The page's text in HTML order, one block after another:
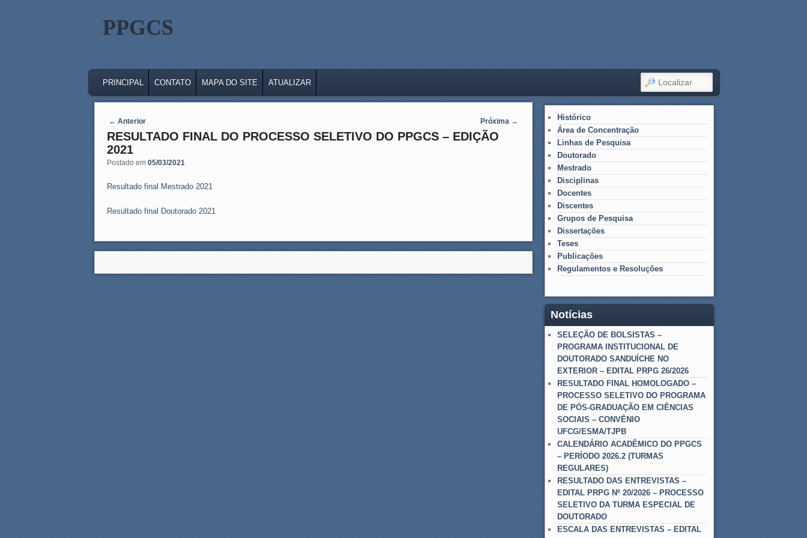
PPGCS
SKIP TO PRIMARY CONTENT
SKIP TO SECONDARY CONTENT
PRINCIPAL CONTATO MAPA DO SITE ATUALIZAR LOCALIZAR
Post navigation
← Anterior Próxima →
RESULTADO FINAL DO PROCESSO SELETIVO DO PPGCS – EDIÇÃO
2021
Postado em 05/03/2021
Resultado final Mestrado 2021
Resultado final Doutorado 2021
Histórico
Área de Concentração
Linhas de Pesquisa
Doutorado
Mestrado
Disciplinas
Docentes
Discentes
Grupos de Pesquisa
Dissertações
Teses
Publicações
Regulamentos e Resoluções
Notícias
SELEÇÃO DE BOLSISTAS –
PROGRAMA INSTITUCIONAL DE
DOUTORADO SANDUÍCHE NO
EXTERIOR – EDITAL PRPG 26/2026
RESULTADO FINAL HOMOLOGADO –
PROCESSO SELETIVO DO PROGRAMA
DE PÓS-GRADUAÇÃO EM CIÊNCIAS
SOCIAIS – CONVÊNIO
UFCG/ESMA/TJPB
CALENDÁRIO ACADÊMICO DO PPGCS
– PERÍODO 2026.2 (TURMAS
REGULARES)
RESULTADO DAS ENTREVISTAS –
EDITAL PRPG Nº 20/2026 – PROCESSO
SELETIVO DA TURMA ESPECIAL DE
DOUTORADO
ESCALA DAS ENTREVISTAS – EDITAL